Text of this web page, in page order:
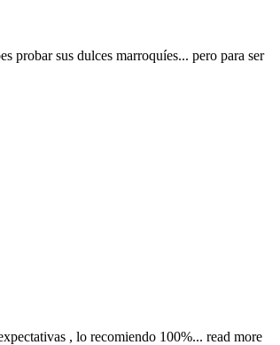
probar sus dulces marroquíes... pero para ser
, lo recomiendo 100%... read more